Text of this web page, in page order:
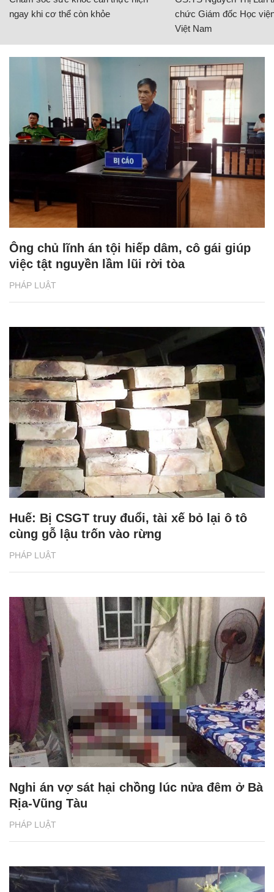
ngay khi cơ thể còn khỏe
chức Giám đốc Học
Việt Nam
PHÁP LUẬT
Ông chủ lĩnh án tội hiếp dâm, cô gái giúp
việc tật nguyền lầm lũi rời tòa
PHÁP LUẬT
Huế: Bị CSGT truy đuổi, tài xế bỏ lại ô tô
cùng gỗ lậu trốn vào rừng
PHÁP LUẬT
Nghi án vợ sát hại chồng lúc nửa đêm ở Bà
Rịa-Vũng Tàu